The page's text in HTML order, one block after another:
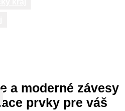
a moderné závesy
prvky pre váš